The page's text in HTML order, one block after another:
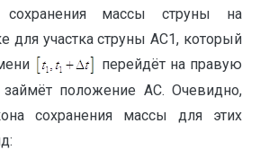
массы струны на
для участка струны AC1, который
перейдёт на правую
положение AC. Очевидно,
сохранения массы для этих